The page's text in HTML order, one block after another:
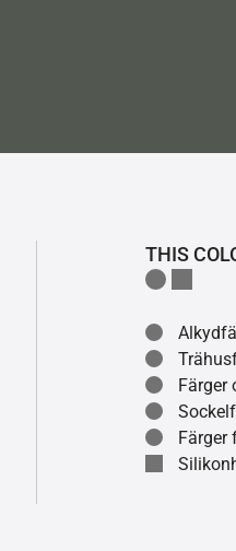
THIS
Färger
Färger